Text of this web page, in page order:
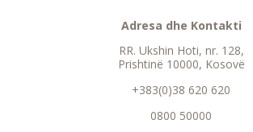
Adresa dhe Kontakti
RR. Ukshin Hoti, nr. 128,
Prishtinë 10000, Kosovë
+383(0)38 620 620
0800 50000